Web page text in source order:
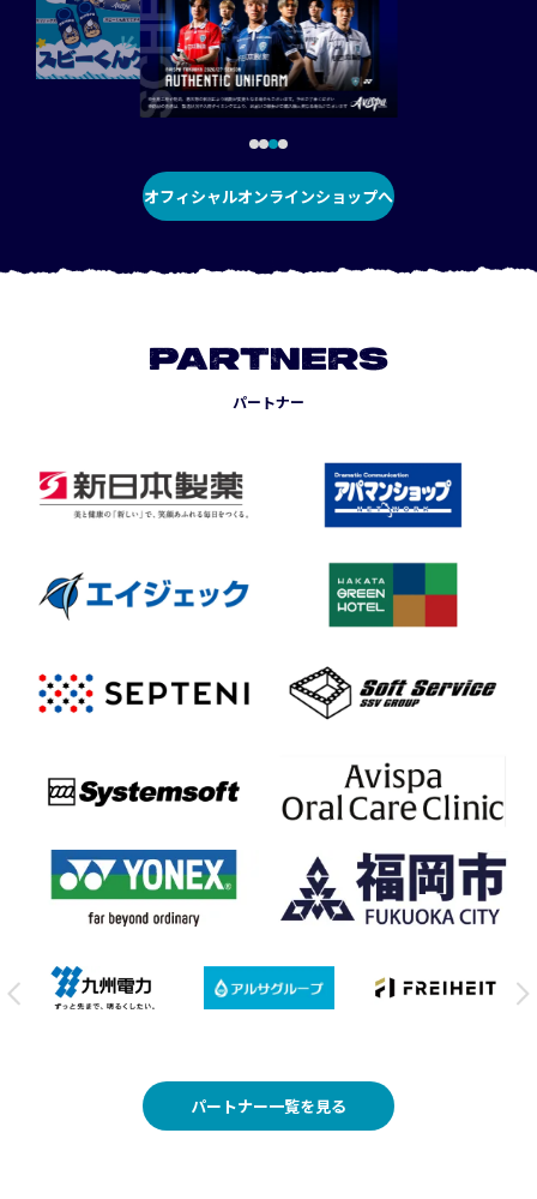
オフィシャルオンラインショップへ
PARTNERS
パートナー
パートナー一覧を見る